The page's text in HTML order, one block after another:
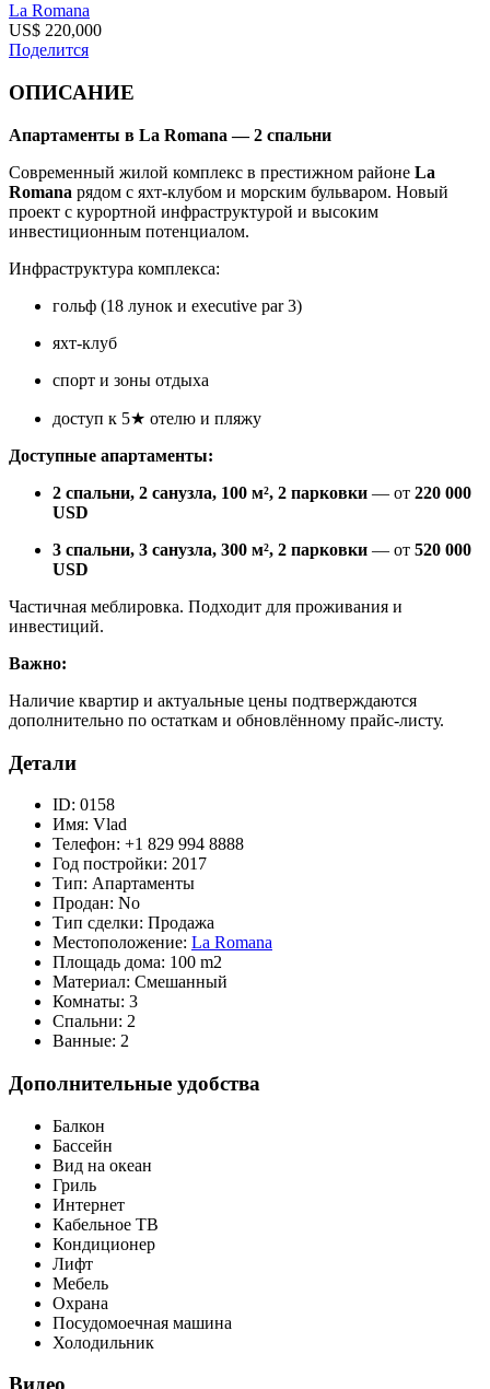
La Romana
US$ 220,000
Поделится
ОПИСАНИЕ
Апартаменты в La Romana — 2 спальни
Современный жилой комплекс в престижном районе La
Romana рядом с яхт-клубом и морским бульваром. Новый
проект с курортной инфраструктурой и высоким
инвестиционным потенциалом.
Инфраструктура комплекса:
гольф (18 лунок и executive par 3)
яхт-клуб
спорт и зоны отдыха
доступ к 5★ отелю и пляжу
Доступные апартаменты:
2 спальни, 2 санузла, 100 м², 2 парковки — от 220 000
USD
3 спальни, 3 санузла, 300 м², 2 парковки — от 520 000
USD
Частичная меблировка. Подходит для проживания и
инвестиций.
Важно:
Наличие квартир и актуальные цены подтверждаются
дополнительно по остаткам и обновлённому прайс-листу.
Детали
ID: 0158
Имя: Vlad
Телефон: +1 829 994 8888
Год постройки: 2017
Тип: Апартаменты
Продан: No
Тип сделки: Продажа
Местоположение: La Romana
Площадь дома: 100 m2
Материал: Смешанный
Комнаты: 3
Спальни: 2
Ванные: 2
Дополнительные удобства
Балкон
Бассейн
Вид на океан
Гриль
Интернет
Кабельное ТВ
Кондиционер
Лифт
Мебель
Охрана
Посудомоечная машина
Холодильник